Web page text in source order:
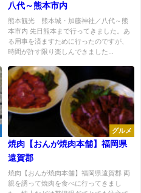
八代～熊本市内
熊本観光 熊本城・加藤神社／八代～熊
本市内 先日熊本まで行ってきました。あ
る用事を済ますために行ったのですが、
時間が許す限り楽しんできました...
グルメ
焼肉【おんが焼肉本舗】福岡県
遠賀郡
焼肉【おんが焼肉本舗】福岡県遠賀郡 両
親を誘って焼肉を食べに行ってきまし